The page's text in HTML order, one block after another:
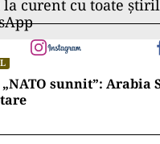
curent cu toate
„NATO sunnit”: